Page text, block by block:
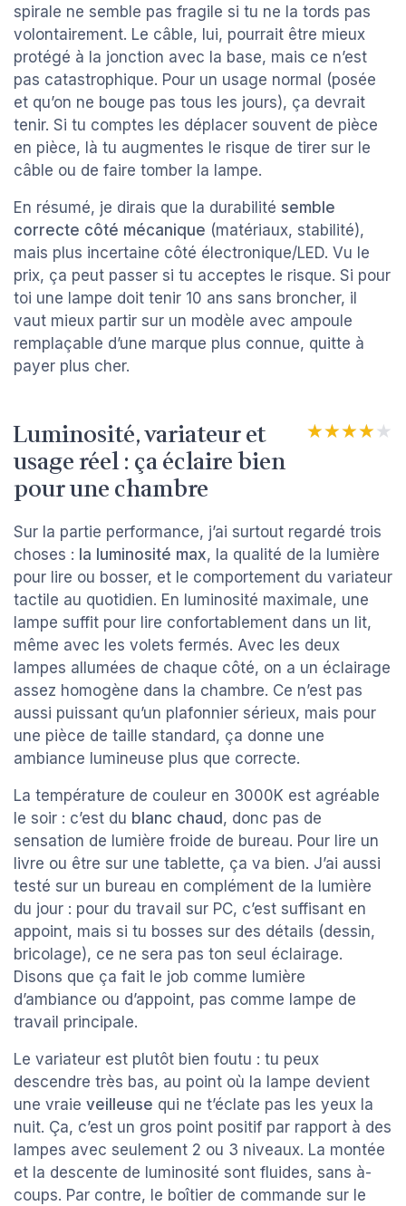
spirale ne semble pas fragile si tu ne la tords pas
volontairement. Le câble, lui, pourrait être mieux
protégé à la jonction avec la base, mais ce n’est
pas catastrophique. Pour un usage normal (posée
et qu’on ne bouge pas tous les jours), ça devrait
tenir. Si tu comptes les déplacer souvent de pièce
en pièce, là tu augmentes le risque de tirer sur le
câble ou de faire tomber la lampe.
En résumé, je dirais que la durabilité semble
correcte côté mécanique (matériaux, stabilité),
mais plus incertaine côté électronique/LED. Vu le
prix, ça peut passer si tu acceptes le risque. Si pour
toi une lampe doit tenir 10 ans sans broncher, il
vaut mieux partir sur un modèle avec ampoule
remplaçable d’une marque plus connue, quitte à
payer plus cher.
Luminosité, variateur et
usage réel : ça éclaire bien
pour une chambre
★★★★★
★★★★★
Sur la partie performance, j’ai surtout regardé trois
choses : la luminosité max, la qualité de la lumière
pour lire ou bosser, et le comportement du variateur
tactile au quotidien. En luminosité maximale, une
lampe suffit pour lire confortablement dans un lit,
même avec les volets fermés. Avec les deux
lampes allumées de chaque côté, on a un éclairage
assez homogène dans la chambre. Ce n’est pas
aussi puissant qu’un plafonnier sérieux, mais pour
une pièce de taille standard, ça donne une
ambiance lumineuse plus que correcte.
La température de couleur en 3000K est agréable
le soir : c’est du blanc chaud , donc pas de
sensation de lumière froide de bureau. Pour lire un
livre ou être sur une tablette, ça va bien. J’ai aussi
testé sur un bureau en complément de la lumière
du jour : pour du travail sur PC, c’est suffisant en
appoint, mais si tu bosses sur des détails (dessin,
bricolage), ce ne sera pas ton seul éclairage.
Disons que ça fait le job comme lumière
d’ambiance ou d’appoint, pas comme lampe de
travail principale.
Le variateur est plutôt bien foutu : tu peux
descendre très bas, au point où la lampe devient
une vraie veilleuse qui ne t’éclate pas les yeux la
nuit. Ça, c’est un gros point positif par rapport à des
lampes avec seulement 2 ou 3 niveaux. La montée
et la descente de luminosité sont fluides, sans à-
coups. Par contre, le boîtier de commande sur le